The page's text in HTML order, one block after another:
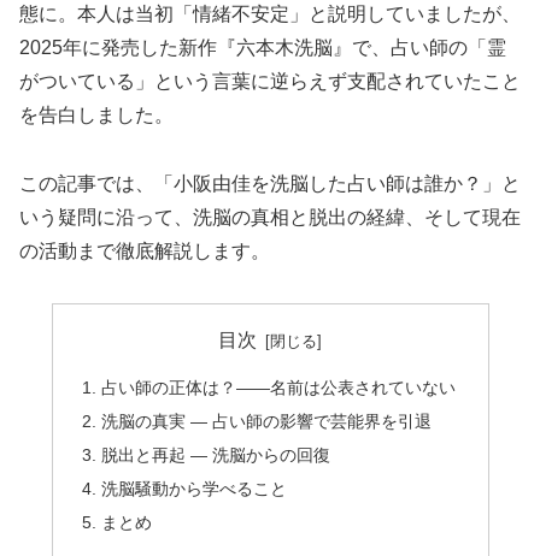
態に。本人は当初「情緒不安定」と説明していましたが、
2025年に発売した新作『六本木洗脳』で、占い師の「霊
がついている」という言葉に逆らえず支配されていたこと
を告白しました。
この記事では、「小阪由佳を洗脳した占い師は誰か？」と
いう疑問に沿って、洗脳の真相と脱出の経緯、そして現在
の活動まで徹底解説します。
目次
占い師の正体は？――名前は公表されていない
洗脳の真実 — 占い師の影響で芸能界を引退
脱出と再起 — 洗脳からの回復
洗脳騒動から学べること
まとめ